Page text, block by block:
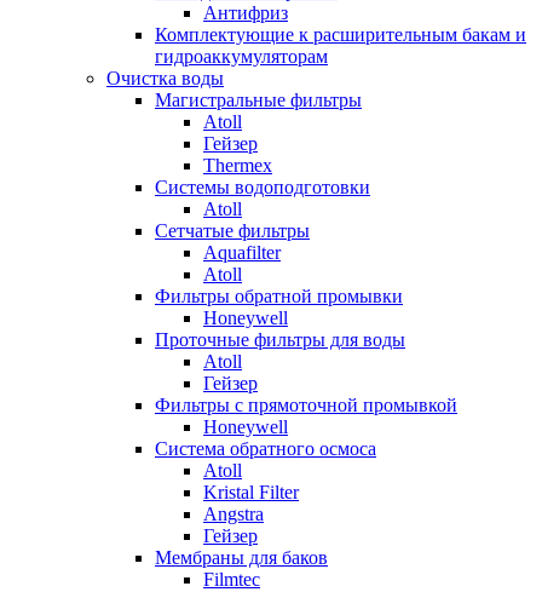
Антифриз
Комплектующие к расширительным бакам и
гидроаккумуляторам
Очистка воды
Магистральные фильтры
Atoll
Гейзер
Thermex
Системы водоподготовки
Atoll
Сетчатые фильтры
Aquafilter
Atoll
Фильтры обратной промывки
Honeywell
Проточные фильтры для воды
Atoll
Гейзер
Фильтры с прямоточной промывкой
Honeywell
Система обратного осмоса
Atoll
Kristal Filter
Angstra
Гейзер
Мембраны для баков
Filmtec